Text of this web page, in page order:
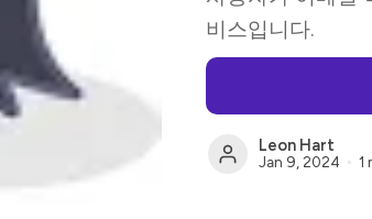
비스입니다.
Leon Hart
Jan 9, 2024 1